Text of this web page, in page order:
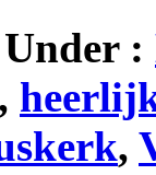
:
,
,